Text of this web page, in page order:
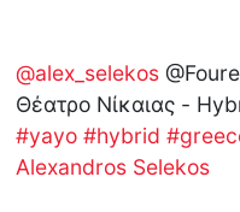
@alex_selekos
Θέατρο Νίκαιας -
#yayo #hybrid
Alexandros Selekos